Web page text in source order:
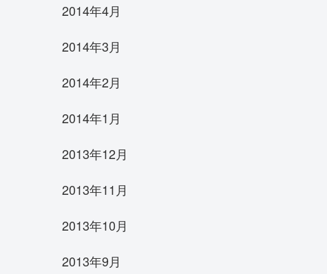
2014年4月
2014年3月
2014年2月
2014年1月
2013年12月
2013年11月
2013年10月
2013年9月